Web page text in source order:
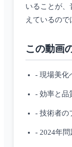
いることが
えているので
この動画
- 現場美化
- 効率と品
- 技術者の
- 2024年